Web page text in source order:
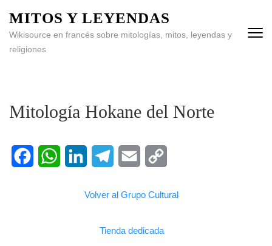
MITOS Y LEYENDAS
Wikisource en francés sobre mitologías, mitos, leyendas y
religiones
Mitología Hokane del Norte
Link
Volver al Grupo Cultural
Tienda dedicada